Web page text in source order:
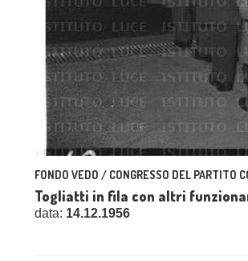
FONDO VEDO / CONGRESSO DEL PARTITO
Togliatti in fila con altri
data: 14.12.1956